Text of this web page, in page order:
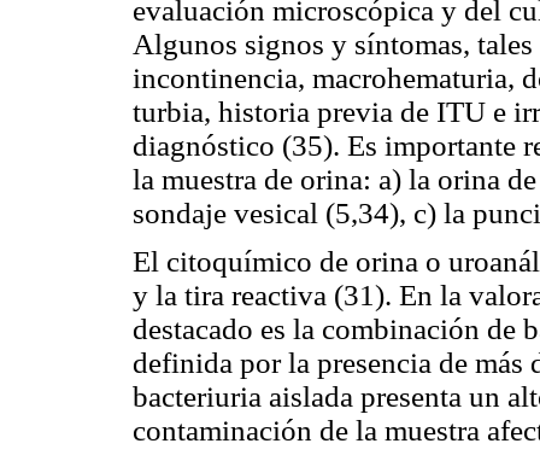
evaluación microscópica y del
Algunos signos y síntomas,
incontinencia, macrohematuria,
turbia, historia previa de ITU e
diagnóstico (35). Es importante
la muestra de orina: a) la orina
sondaje vesical (5,34), c) la
El citoquímico de orina o
y la tira reactiva (31). En la
destacado es la combinación de
definida por la presencia de
bacteriuria aislada presenta un
contaminación de la muestra